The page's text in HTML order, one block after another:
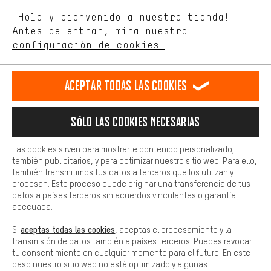
Idioma"
español
ES english
EN Deutsch
DE
RESCINDIR EL CONTRATO Comunidad de Aquisgrán Programa de afiliados
Aviso Legal Protección de datos Condiciones Generales
Plataforma de reportes Reciclaje de baterias
Configuración de las cookies Ajusta el contraste
Todos los precios indicados son en euros e sin MwSt, más
gastos de envío aEstados Unidos.
¡Hola y bienvenido a nuestra tienda!
Antes de entrar, mira nuestra
configuración de cookies.
tienda. Con las cookies de rendimiento, puedes influir en la mejora
de nuestro sitio web y nuestra oferta de la tienda con tu
comportamiento de compra.
Más confort
cookies de comodidad, creamos enlaces a plataformas de redes
sociales. Esto nos permite proporcionarle más contenido e
adicionales que le ayudarán a encontrar los productos adecuados.
preguntas de forma rápida y sencilla.
Básica
Las cookies básicas aseguran que puedas usar nuestro sitio web.
Aceptar todas las cookies
Sólo las cookies necesarias
Las cookies sirven para mostrarte contenido personalizado,
también publicitarios, y para optimizar nuestro sitio web. Para ello,
también transmitimos tus datos a terceros que los utilizan y
procesan. Este proceso puede originar una transferencia de tus
datos a países terceros sin acuerdos vinculantes o garantía
adecuada.
Si aceptas todas las cookies , aceptas el procesamiento y la
transmisión de datos también a países terceros. Puedes revocar
tu consentimiento en cualquier momento para el futuro. En este
caso nuestro sitio web no está optimizado y algunas